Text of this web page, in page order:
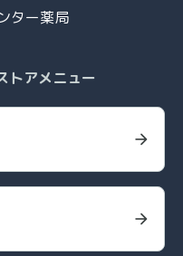
ター薬局
トアメニュー